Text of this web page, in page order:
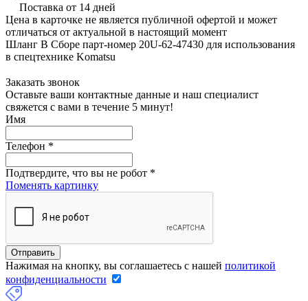
Поставка от 14 дней
Цена в карточке не является публичной офертой и может
отличаться от актуальной в настоящий момент
Шланг В Сборе парт-номер 20U-62-47430 для использования
в спецтехнике Komatsu
Заказать звонок
Оставьте ваши контактные данные и наш специалист
свяжется с вами в течение 5 минут!
Имя
Телефон *
Подтвердите, что вы не робот *
Поменять картинку
Нажимая на кнопку, вы соглашаетесь с нашей политикой
конфиденциальности